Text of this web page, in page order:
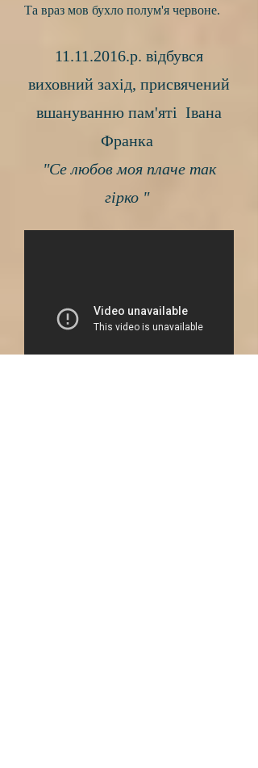
Та враз мов бухло полум'я червоне.
11.11.2016.р. відбувся
виховний захід, присвячений
вшануванню пам'яті Івана
Франка
"Се любов моя плаче так
гірко "